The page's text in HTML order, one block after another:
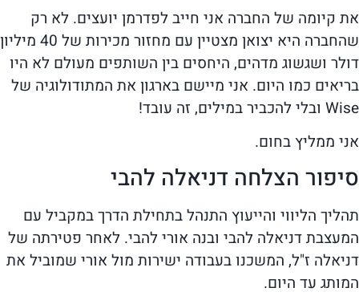
את קיומה של החברה אני חייב לפדרמן יועצים. לא רק
שהחברה היא יצואן מצטיין עם מחזור מכירות של 40 מיליון
דולר ושגשוג מדהים, היחסים בין השותפים מעולם לא היו
בריאים כמו היום. אני מיישם בארגון את המתודולוגיה של
Wise ובלי להכביר במילים, זה עובד!
אני ממליץ בחום.
סיפור הצלחה דניאלה להבי
תהליך הליווי והייעוץ התנהל בתחילת הדרך במקביל עם
המעצבת דניאלה להבי ובנה אורי להבי. לאחר פטירתה של
דניאלה ז"ל, המשכנו בעבודה ישירות מול אורי שמוביל את
המותג עד היום.